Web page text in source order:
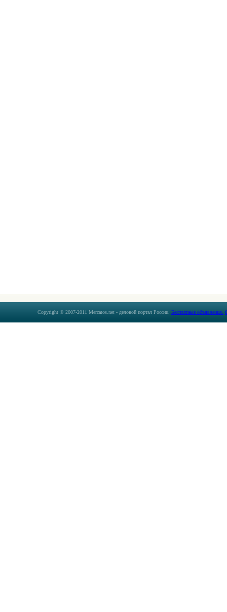
Copyright © 2007-2011 Mercatos.net - деловой портал России. Бесплатные объявления.